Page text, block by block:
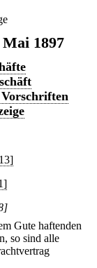
Mai 1897
Gute haftenden
so sind alle